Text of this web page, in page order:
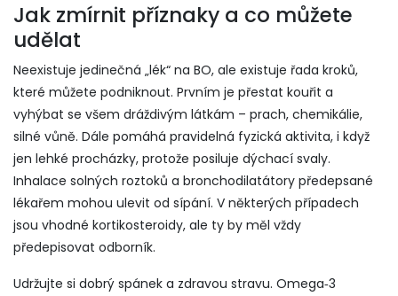
Jak zmírnit příznaky a co můžete
udělat
Neexistuje jedinečná „lék“ na BO, ale existuje řada kroků,
které můžete podniknout. Prvním je přestat kouřit a
vyhýbat se všem dráždivým látkám – prach, chemikálie,
silné vůně. Dále pomáhá pravidelná fyzická aktivita, i když
jen lehké procházky, protože posiluje dýchací svaly.
Inhalace solných roztoků a bronchodilatátory předepsané
lékařem mohou ulevit od sípání. V některých případech
jsou vhodné kortikosteroidy, ale ty by měl vždy
předepisovat odborník.
Udržujte si dobrý spánek a zdravou stravu. Omega‑3